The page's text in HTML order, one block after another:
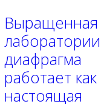
лаборатории
диафрагма
работает как
настоящая